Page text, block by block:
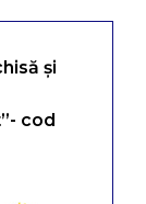
și
cod